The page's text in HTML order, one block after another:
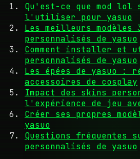
Qu'est-ce que mod lol
l'utiliser pour yasuo
Les meilleurs modèles
personnalisés de yasuo
Comment installer et
personnalisés de yasuo
Les épées de yasuo :
accessoires de cosplay
Impact des skins
l'expérience de jeu
Créer ses propres
yasuo
Questions fréquentes
personnalisés de yasuo